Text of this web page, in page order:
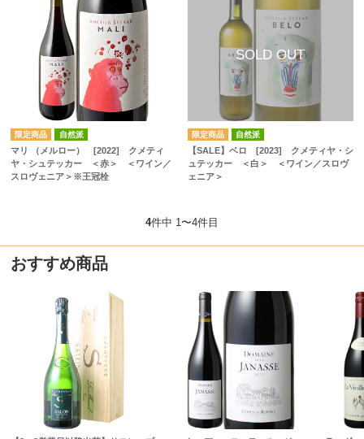
自然派
マリ （メルロー） [2022] クメティ
ヤ・シュテッカー ＜赤＞ ＜ワイン／
スロヴェニア＞※王冠栓
自然派
【SALE】ベロ [2023] クメティヤ・シ
ュテッカー ＜白＞ ＜ワイン／スロヴ
ェニア＞
4件中 1〜4件目
おすすめ商品